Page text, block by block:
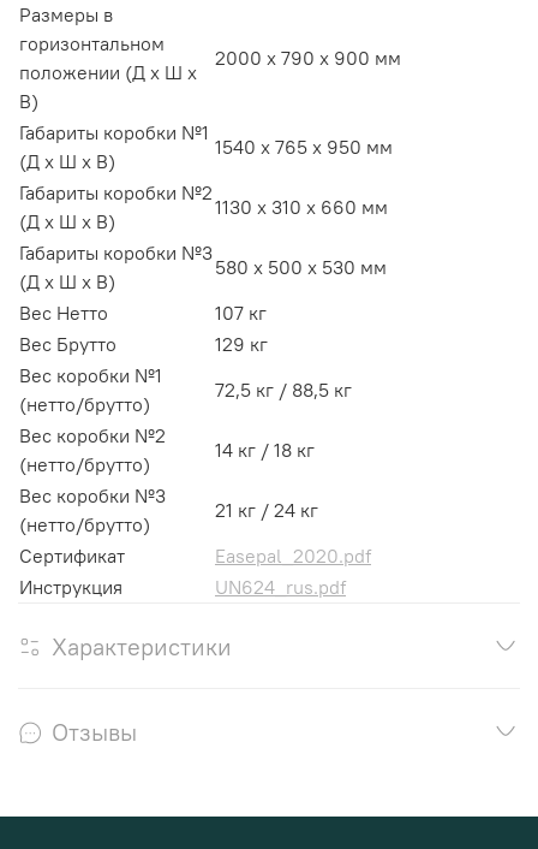
Размеры в
горизонтальном
положении (Д х Ш х
В)
2000 x 790 x 900 мм
Габариты коробки №1
(Д х Ш х В)
1540 x 765 x 950 мм
Габариты коробки №2
(Д х Ш х В)
1130 х 310 х 660 мм
Габариты коробки №3
(Д х Ш х В)
580 x 500 x 530 мм
Вес Нетто
107 кг
Вес Брутто
129 кг
Вес коробки №1
(нетто/брутто)
72,5 кг / 88,5 кг
Вес коробки №2
(нетто/брутто)
14 кг / 18 кг
Вес коробки №3
(нетто/брутто)
21 кг / 24 кг
Сертификат
Easepal_2020.pdf
Инструкция
UN624_rus.pdf
Характеристики
Отзывы